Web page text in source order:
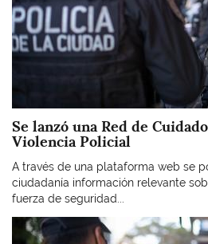
Se lanzó una Red de
Violencia Policial
A través de una plataforma web se
ciudadanía información relevante
fuerza de seguridad...
Imagen